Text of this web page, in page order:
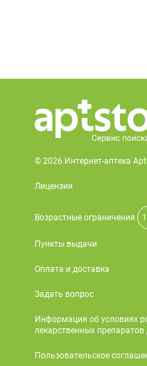
© 2026 Интернет-аптека
Лицензии
Возрастные ограничения
Пункты выдачи
Оплата и доставка
Задать вопрос
Информация об условиях
лекарственных
Пользовательское